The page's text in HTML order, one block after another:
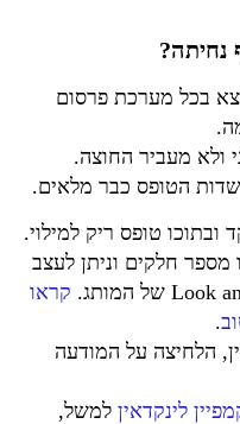
נחיתה?
בכל מערכת פרסום
ולא מעביר החוצה.
הטופס כבר מלאים.
טופס ריק למילוי.
מספר חלקים וניתן לעצב
קראו
.
הלחיצה על המודעה
לינקדאין למשל,